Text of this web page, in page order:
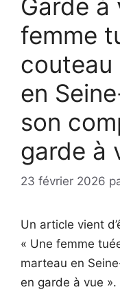
Garde à
femme
couteau
en
son
garde à
23 février 2026
Un article vient
« Une femme
marteau en
en garde à vue